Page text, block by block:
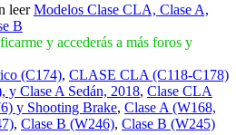
Modelos Clase CLA, Clase A,
B
y accederás a más foros y
(C174), CLASE CLA (C118-C178)
y Clase A Sedán, 2018, Clase CLA
y Shooting Brake, Clase A (W168,
, Clase B (W246), Clase B (W245)